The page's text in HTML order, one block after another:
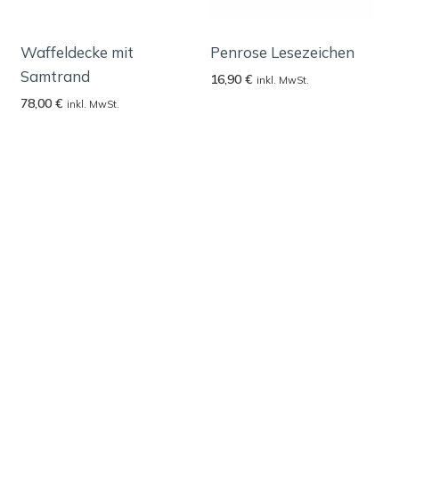
Waffeldecke mit
Samtrand
78,00€ inkl. MwSt.
Penrose Lesezeichen
16,90€ inkl. MwSt.